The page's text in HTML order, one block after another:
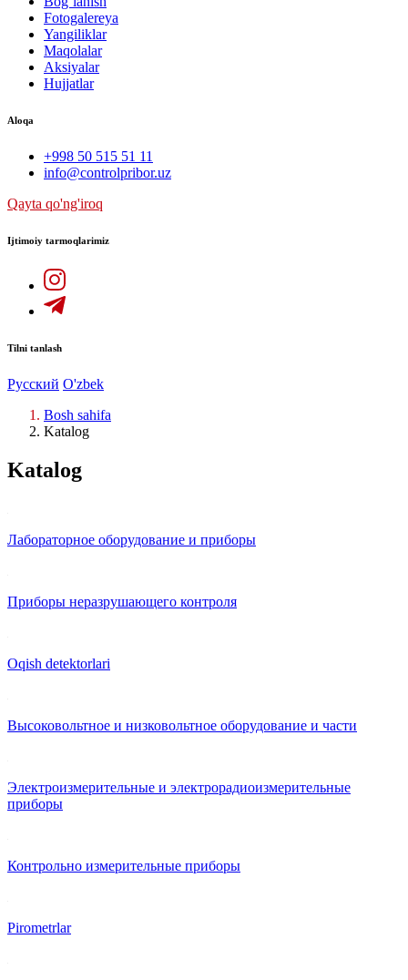
Fotogalereya
Yangiliklar
Maqolalar
Aksiyalar
Hujjatlar
Aloqa
+998 50 515 51 11
info@controlpribor.uz
Qayta qo'ng'iroq
Ijtimoiy tarmoqlarimiz
Tilni tanlash
Русский O'zbek
Bosh sahifa
Katalog
Katalog
Лабораторное оборудование и приборы
Приборы неразрушающего контроля
Oqish detektorlari
Высоковольтное и низковольтное оборудование и части
Электроизмерительные и электрорадиоизмерительные
приборы
Контрольно измерительные приборы
Pirometrlar